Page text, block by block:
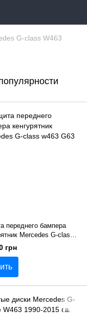
G-class W463
переднего бампера
Mercedes G-class
грн